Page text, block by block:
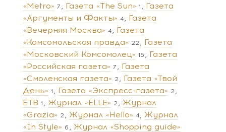
«Metro» 7 Газета «The Sun» 1
Газета
«Аргументы и Факты» 4
Газета
«Вечерняя Москва» 4
Газета
«Комсомольская правда» 22
Газета
«Московский Комсомолец» 16
Газета
«Российская газета» 7
Газета
«Смоленская газета» 2
Газета «Твой
День» 1 Газета «Экспресс-газета» 2
ЕТВ 1 Журнал «ELLE» 2
Журнал
«Grazia» 2 Журнал «Hello» 4
Журнал
«In Style» 6 Журнал «Shopping guide»